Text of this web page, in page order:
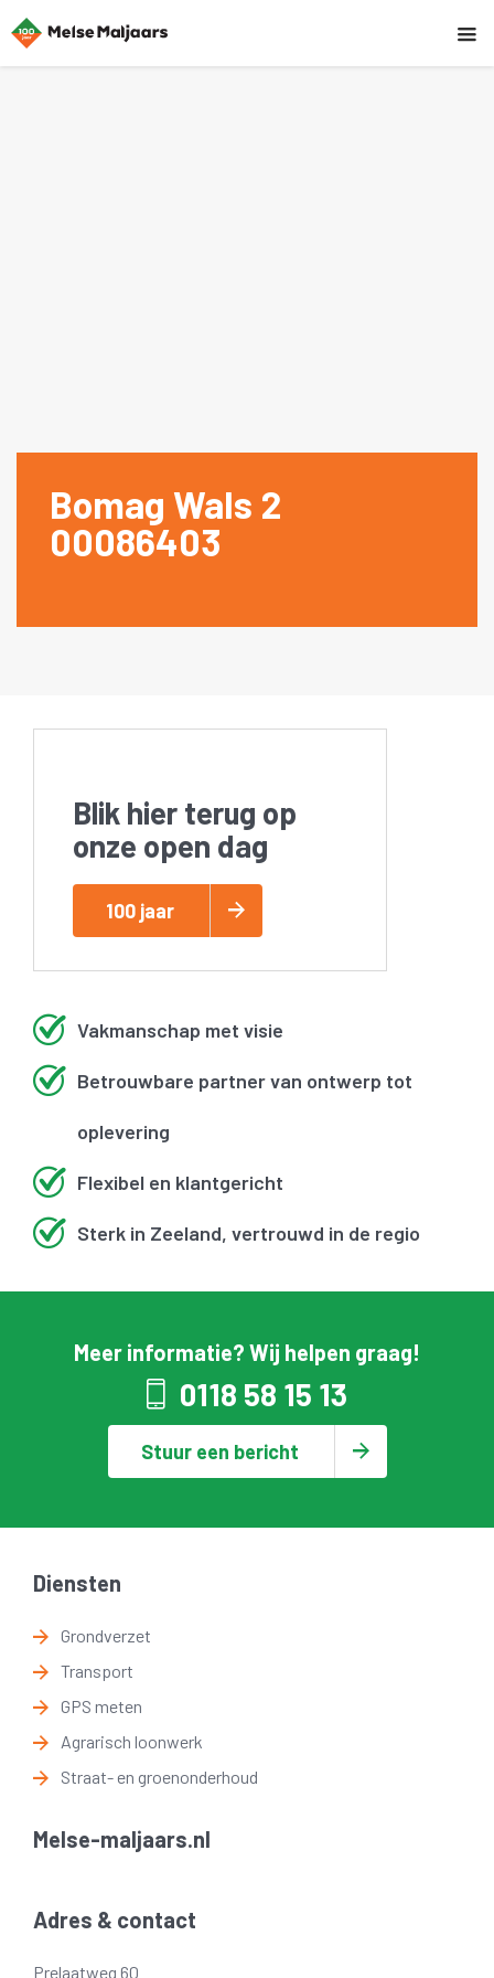
Bomag Wals 2
00086403
Blik hier terug op
onze open dag
100 jaar
Vakmanschap met visie
Betrouwbare partner van ontwerp tot
oplevering
Flexibel en klantgericht
Sterk in Zeeland, vertrouwd in de regio
Meer informatie? Wij helpen graag!
0118 58 15 13
Stuur een bericht
Diensten
Grondverzet
Transport
GPS meten
Agrarisch loonwerk
Straat- en groenonderhoud
Melse-maljaars.nl
Adres & contact
Prelaatweg 60